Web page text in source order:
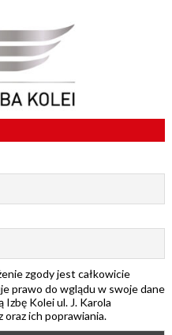
zgody jest całkowicie
prawo do wglądu w swoje dane
Kolei ul. J. Karola
oraz ich poprawiania.